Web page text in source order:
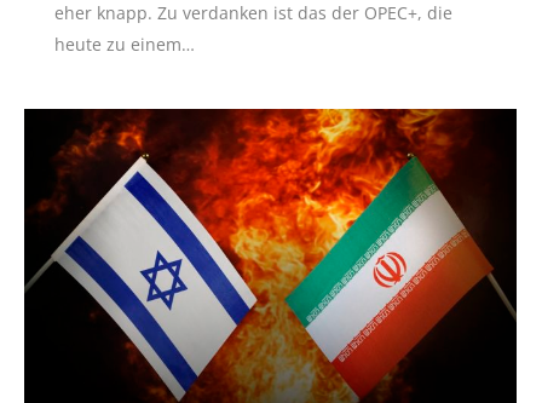
eher knapp. Zu verdanken ist das der OPEC+, die
heute zu einem…